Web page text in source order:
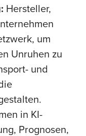
Hersteller,
um
Unruhen zu
und
in KI-
Prognosen,